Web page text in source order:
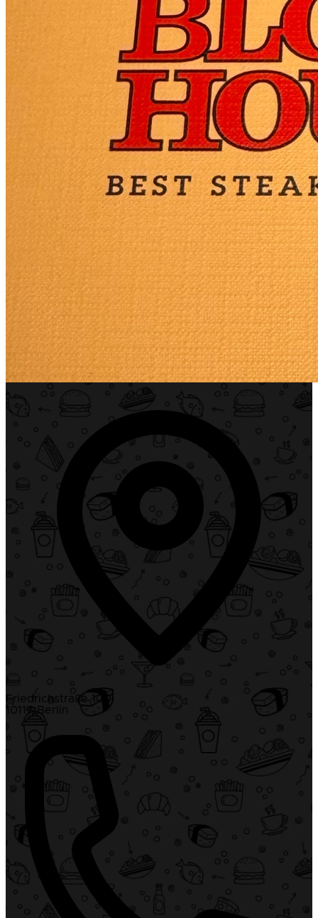
Friedrichstraße 100
10117 Berlin